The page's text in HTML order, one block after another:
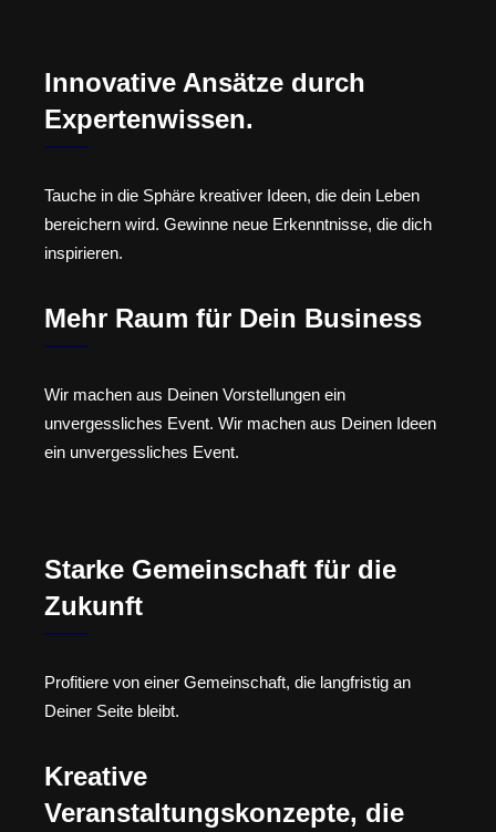
Innovative Ansätze durch
Expertenwissen.
Tauche in die Sphäre kreativer Ideen, die dein Leben
bereichern wird. Gewinne neue Erkenntnisse, die dich
inspirieren.
Mehr Raum für Dein Business
Wir machen aus Deinen Vorstellungen ein
unvergessliches Event. Wir machen aus Deinen Ideen
ein unvergessliches Event.
Starke Gemeinschaft für die
Zukunft
Profitiere von einer Gemeinschaft, die langfristig an
Deiner Seite bleibt.
Kreative
Veranstaltungskonzepte, die